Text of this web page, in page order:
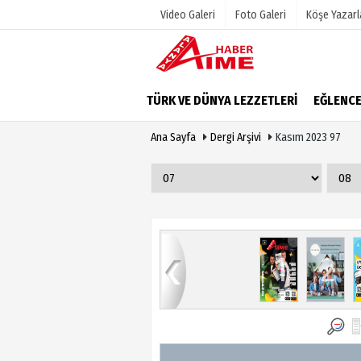
Video Galeri Foto Galeri Köşe
TÜRK VE DÜNYA LEZZETLERİ EĞLENCE
Haber Arşivi
Hava
Gazete
Anketler
Ana Sayfa Dergi Arşivi Kasım 2023 97
83 1 2